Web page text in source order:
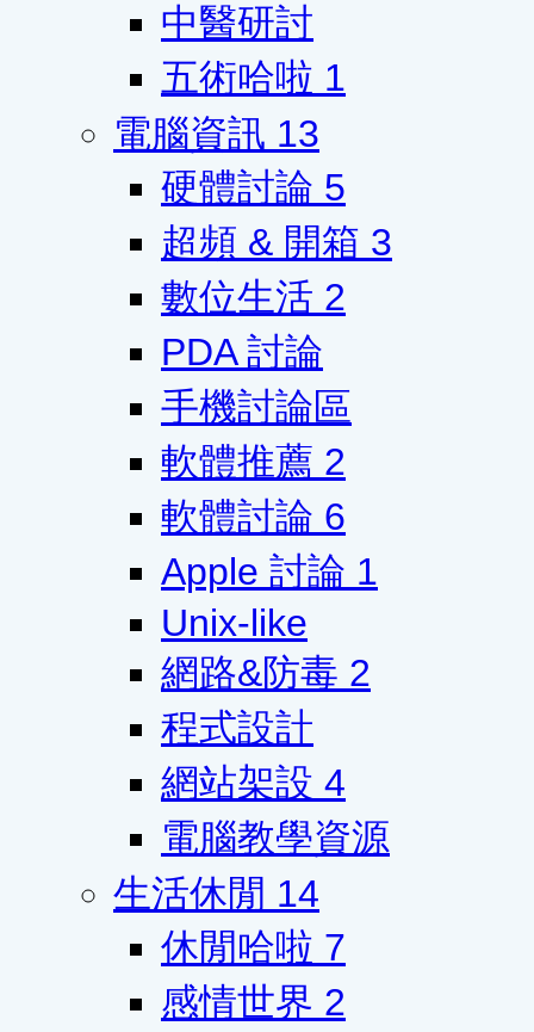
中醫研討
五術哈啦 1
電腦資訊 13
硬體討論 5
超頻 & 開箱 3
數位生活 2
PDA 討論
手機討論區
軟體推薦 2
軟體討論 6
Apple 討論 1
Unix-like
網路&防毒 2
程式設計
網站架設 4
電腦教學資源
生活休閒 14
休閒哈啦 7
感情世界 2